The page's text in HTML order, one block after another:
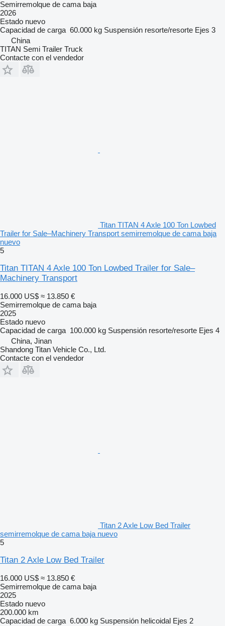
Semirremolque de cama baja
2026
Estado nuevo
Capacidad de carga 60.000 kg Suspensión resorte/resorte Ejes 3
China
TITAN Semi Trailer Truck
Contacte con el vendedor
Titan TITAN 4 Axle 100 Ton Lowbed
Trailer for Sale–Machinery Transport semirremolque de cama baja
nuevo
5
Titan TITAN 4 Axle 100 Ton Lowbed Trailer for Sale–
Machinery Transport
16.000 US$ ≈ 13.850 €
Semirremolque de cama baja
2025
Estado nuevo
Capacidad de carga 100.000 kg Suspensión resorte/resorte Ejes 4
China, Jinan
Shandong Titan Vehicle Co., Ltd.
Contacte con el vendedor
Titan 2 Axle Low Bed Trailer
semirremolque de cama baja nuevo
5
Titan 2 Axle Low Bed Trailer
16.000 US$ ≈ 13.850 €
Semirremolque de cama baja
2025
Estado nuevo
200.000 km
Capacidad de carga 6.000 kg Suspensión helicoidal Ejes 2